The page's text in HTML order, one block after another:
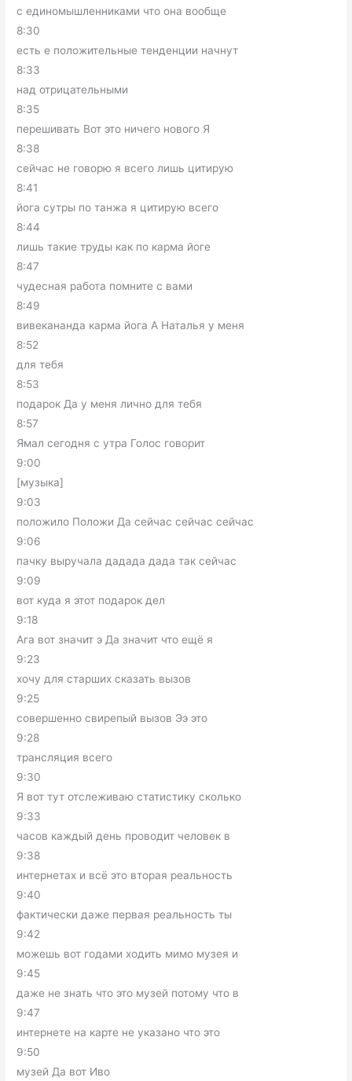
с единомышленниками что она вообще
8:30
есть е положительные тенденции начнут
8:33
над отрицательными
8:35
перешивать Вот это ничего нового Я
8:38
сейчас не говорю я всего лишь цитирую
8:41
йога сутры по танжа я цитирую всего
8:44
лишь такие труды как по карма йоге
8:47
чудесная работа помните с вами
8:49
вивекананда карма йога А Наталья у меня
8:52
для тебя
8:53
подарок Да у меня лично для тебя
8:57
Ямал сегодня с утра Голос говорит
9:00
[музыка]
9:03
положило Положи Да сейчас сейчас сейчас
9:06
пачку выручала дадада дада так сейчас
9:09
вот куда я этот подарок дел
9:18
Ага вот значит э Да значит что ещё я
9:23
хочу для старших сказать вызов
9:25
совершенно свирепый вызов Ээ это
9:28
трансляция всего
9:30
Я вот тут отслеживаю статистику сколько
9:33
часов каждый день проводит человек в
9:38
интернетах и всё это вторая реальность
9:40
фактически даже первая реальность ты
9:42
можешь вот годами ходить мимо музея и
9:45
даже не знать что это музей потому что в
9:47
интернете на карте не указано что это
9:50
музей Да вот Иво